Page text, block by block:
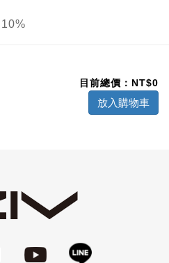
10%
目前總價：NT$0
放入購物車